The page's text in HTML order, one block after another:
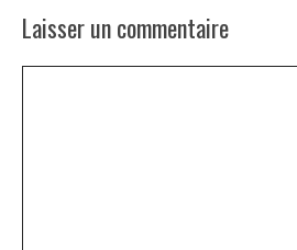
Laisser un commentaire